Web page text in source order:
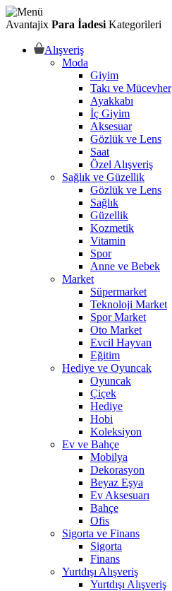
Avantajix Para İadesi Kategorileri
Alışveriş
Moda
Giyim
Takı ve Mücevher
Ayakkabı
İç Giyim
Aksesuar
Gözlük ve Lens
Saat
Özel Alışveriş
Sağlık ve Güzellik
Gözlük ve Lens
Sağlık
Güzellik
Kozmetik
Vitamin
Spor
Anne ve Bebek
Market
Süpermarket
Teknoloji Market
Spor Market
Oto Market
Evcil Hayvan
Eğitim
Hediye ve Oyuncak
Oyuncak
Çiçek
Hediye
Hobi
Koleksiyon
Ev ve Bahçe
Mobilya
Dekorasyon
Beyaz Eşya
Ev Aksesuarı
Bahçe
Ofis
Sigorta ve Finans
Sigorta
Finans
Yurtdışı Alışveriş
Yurtdışı Alışveriş